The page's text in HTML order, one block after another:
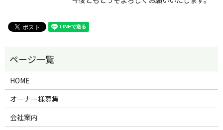
HOME
オーナー様募集
会社案内